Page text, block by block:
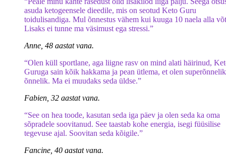
asuda ketogeensele dieedile, mis on seotud Keto Guru
toidulisandiga. Mul õnnestus vähem kui kuuga 10 naela alla
Lisaks ei tunne ma väsimust ega stressi.”
Anne, 48 aastat vana.
“Olen küll sportlane, aga liigne rasv on mind alati häirinud,
Guruga sain kõik hakkama ja pean ütlema, et olen
õnnelik. Ma ei muudaks seda üldse.”
Fabien, 32 aastat vana.
“See on hea toode, kasutan seda iga päev ja olen seda ka oma
sõpradele soovitanud. See taastab kohe energia, isegi füüsilise
tegevuse ajal. Soovitan seda kõigile.”
Fancine, 40 aastat vana.